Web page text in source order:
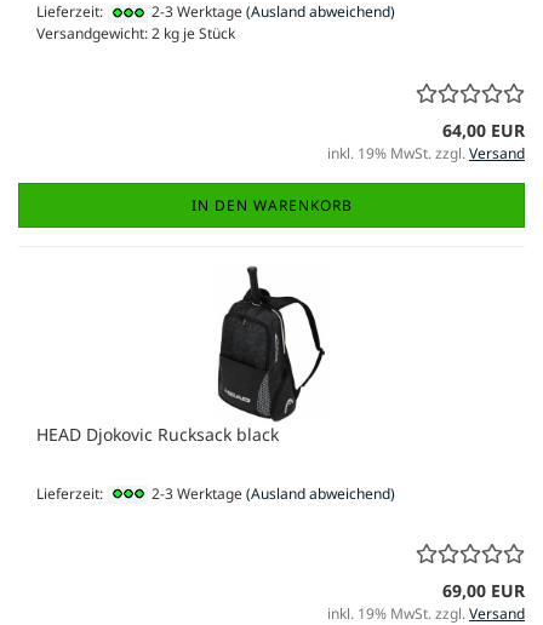
Lieferzeit: 2-3 Werktage(Ausland abweichend)
Versandgewicht:2 kg je Stück
64,00 EUR
inkl. 19% MwSt. zzgl.Versand
IN DEN WARENKORB
HEAD Djokovic Rucksack black
Lieferzeit: 2-3 Werktage(Ausland abweichend)
69,00 EUR
inkl. 19% MwSt. zzgl.Versand